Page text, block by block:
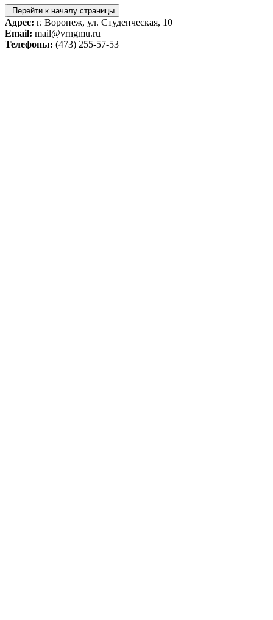
Перейти к началу страницы
Адрес: г. Воронеж, ул. Студенческая, 10
Email: mail@vrngmu.ru
Телефоны: (473) 255-57-53